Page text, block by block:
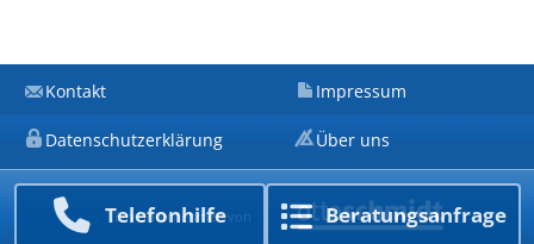
Telefon­hilfe Beratungs­anfrage
Kontakt Impressum
Datenschutzerklärung Über uns
Ein Unternehmen von